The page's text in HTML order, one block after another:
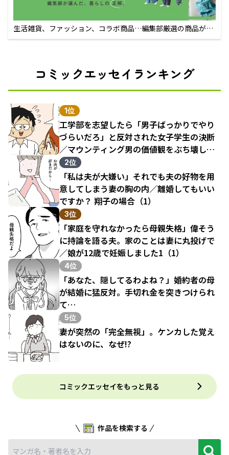
生活雑貨、ファッション、コラボ商品…編集部厳選の商品が買
えるECサイト
コミックエッセイランキング
1位
工学部を志望したら「男子ばっかりでやり
づらいだろ」と反対された女子学生の決断
／マウンティング男の価値観をぶち壊した
結果（1）
2位
「私は夫が大嫌い」それでも夫の好物を用
意してしまう妻の胸の内／離婚してもいい
ですか？ 翔子の場合（1）
3位
「家庭を守れなかったら母親失格」偉そう
に持論を語る夫。家のことは妻に丸投げで
／娘が12歳で妊娠しました1（1）
4位
「あなた、隠してるわよね？」婚約者の母
が結婚に猛反対。手切れ金を突きつけられ
て…
5位
妻が突然の「完全無視」。ケンカした覚え
はないのに、なぜ!?
コミックエッセイをもっと見る
作品を検索する